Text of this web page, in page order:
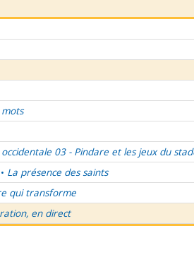
03 - Pindare et les jeux du
• La présence des saints
qui transforme
en direct